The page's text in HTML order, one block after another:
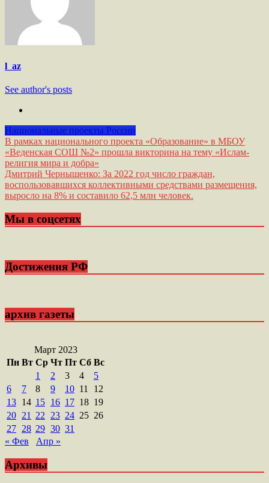
l_az
See author's posts
Национальные проекты России
Навигация
по
записям
В рамках национального проекта «Образование» в МБОУ
«Веденская СОШ №2» прошла викторина на тему «Ислам-
религия мира и добра»
Дмитрий Чернышенко: За 2022 год число граждан,
воспользовавшихся коллективными средствами размещения,
выросло на 8% и составило 62,5 млн человек.
Мы в соцсетях
Достижения РФ
архив газеты
Март 2023
Пн Вт Ср Чт Пт Сб Вс
1
2 3 4
5
6
7 8 9 10 11
12
13 14 15 16 17 18 19
20 21 22 23 24 25 26
27 28 29 30 31
« Фев
Апр »
Архивы